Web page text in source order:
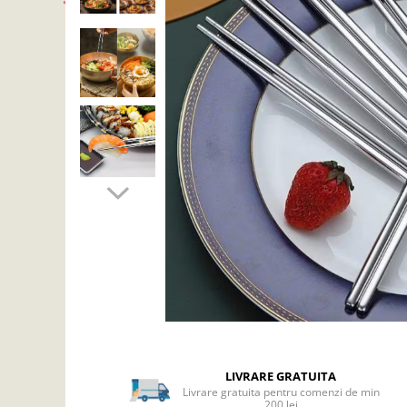
Articole mercerie
Organizare si depozitare
Huse si cutii depozitare
Opritoare usa
Intretinere textile
Sport & Timp liber
Suporturi ortopedice si orteze
LIVRARE GRATUITA
Livrare gratuita pentru comenzi de min